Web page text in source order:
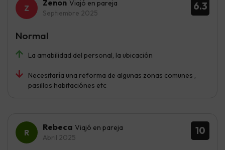
6.3
Zenon Viajó en pareja
Septiembre 2025
La amabilidad del personal, la ubicación
Necesitaría una reforma de algunas zonas comunes ,
pasillos habitaciónes etc
Normal
10
Rebeca Viajó en pareja
Abril 2025